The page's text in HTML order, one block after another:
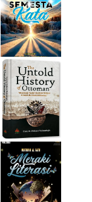
Haifa Eimaan
The Untold
History of
Ottoman
Sartinah
Rempaka
Literasiku